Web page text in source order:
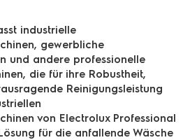
industrielle
gewerbliche
und andere professionelle
die für ihre Robustheit,
Reinigungsleistung
von Electrolux Professional
für die anfallende Wäsche